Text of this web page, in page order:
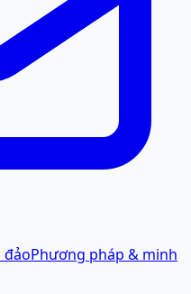
đảoPhương pháp & minh